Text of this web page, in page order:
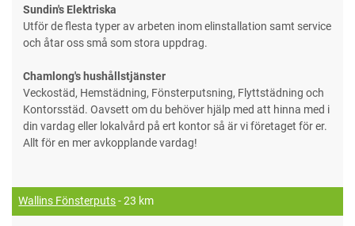
Sundin's Elektriska
Utför de flesta typer av arbeten inom elinstallation samt service
och åtar oss små som stora uppdrag.
Chamlong's hushållstjänster
Veckostäd, Hemstädning, Fönsterputsning, Flyttstädning och
Kontorsstäd. Oavsett om du behöver hjälp med att hinna med i
din vardag eller lokalvård på ert kontor så är vi företaget för er.
Allt för en mer avkopplande vardag!
Wallins Fönsterputs- 23 km